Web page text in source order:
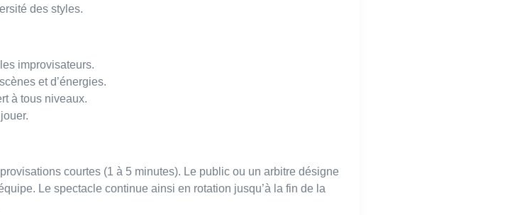
des styles.
improvisateurs.
et d’énergies.
à tous niveaux.
courtes (1 à 5 minutes). Le public ou un arbitre désigne
Le spectacle continue ainsi en rotation jusqu’à la fin de la